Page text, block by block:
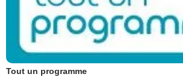
Tout un programme